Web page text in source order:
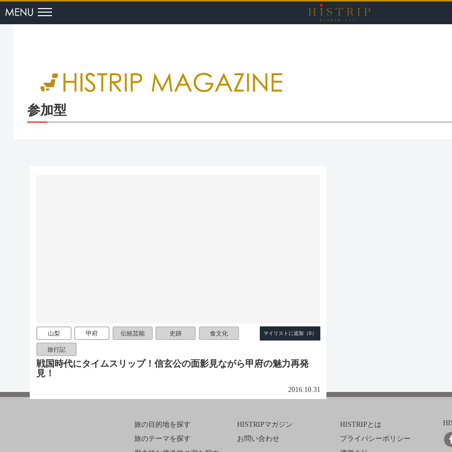
HISTRIP（
参加型
山梨 甲府 伝統芸能 史跡 食文化
旅行記
戦国時代にタイムスリップ！信玄公の面影見ながら甲府の魅力再発
見！
2016.10.31
旅の目的地を探す
旅のテーマを探す
HISTRIPマガジン
お問い合わせ
HISTRIPとは
プライバシーポリシー